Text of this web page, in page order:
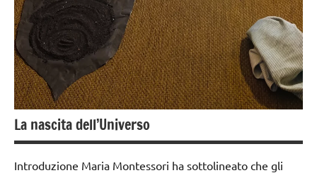
Montessori
TUTTI GLI
ARGOMENTI
PER ETA'
TUTTI GLI
ARTICOLI
La nascita dell’Universo
Introduzione Maria Montessori ha sottolineato che gli